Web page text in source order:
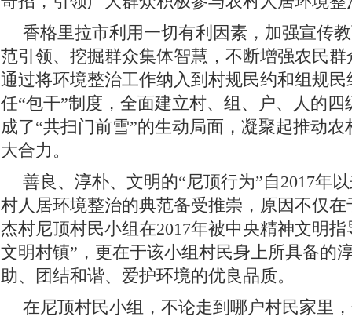
香格里拉市利用一切有利因素，加强宣传
范引领、挖掘群众集体智慧，不断增强农民群
通过将环境整治工作纳入到村规民约和组规
任“包干”制度，全面建立村、组、户、人的
成了“共扫门前雪”的生动局面，凝聚起推动
大合力。
善良、淳朴、文明的“尼顶行为”自2017年
村人居环境整治的典范备受推崇，原因不仅
杰村尼顶村民小组在2017年被中央精神文明
文明村镇”，更在于该小组村民身上所具备的
助、团结和谐、爱护环境的优良品质。
在尼顶村民小组，不论走到哪户村民家里